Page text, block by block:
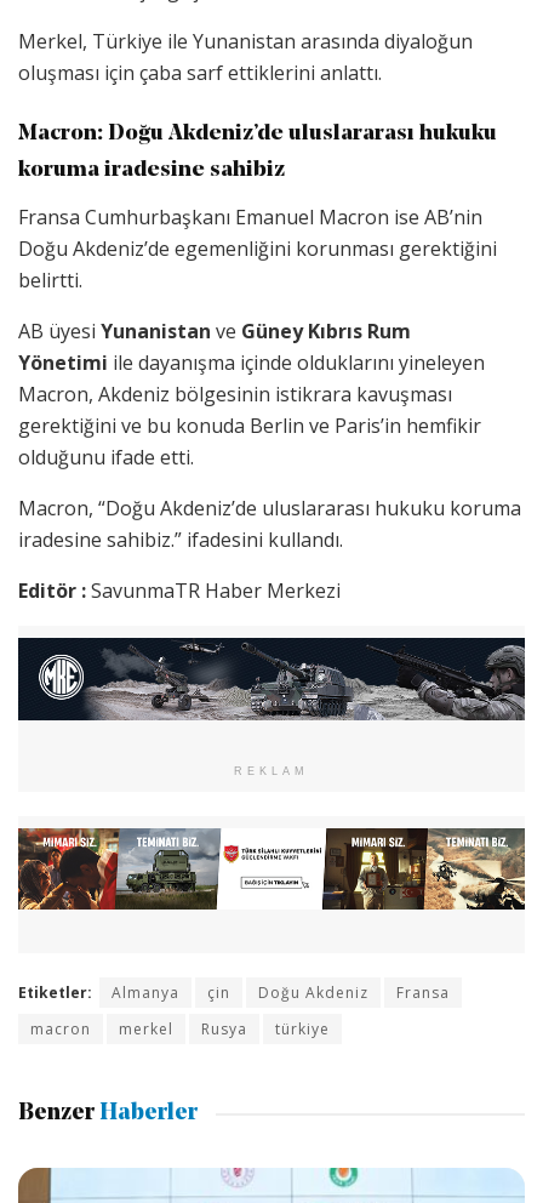
Merkel, Türkiye ile Yunanistan arasında diyaloğun
oluşması için çaba sarf ettiklerini anlattı.
Macron: Doğu Akdeniz’de uluslararası hukuku
koruma iradesine sahibiz
Fransa Cumhurbaşkanı Emanuel Macron ise AB’nin
Doğu Akdeniz’de egemenliğini korunması gerektiğini
belirtti.
AB üyesi Yunanistan ve Güney Kıbrıs Rum
Yönetimi ile dayanışma içinde olduklarını yineleyen
Macron, Akdeniz bölgesinin istikrara kavuşması
gerektiğini ve bu konuda Berlin ve Paris’in hemfikir
olduğunu ifade etti.
Macron, “Doğu Akdeniz’de uluslararası hukuku koruma
iradesine sahibiz.” ifadesini kullandı.
Editör :SavunmaTR Haber Merkezi
REKLAM
Etiketler: Almanya çin Doğu Akdeniz
Fransa
macron
merkel Rusya türkiye
Benzer Haberler